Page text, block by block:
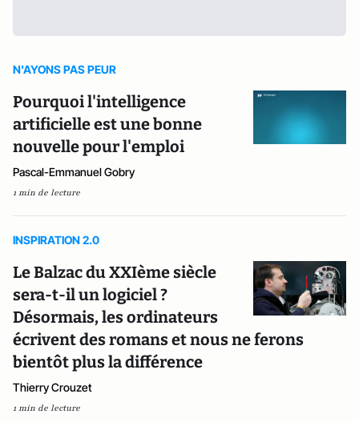
N'AYONS PAS PEUR
Pourquoi l'intelligence
artificielle est une bonne
nouvelle pour l'emploi
Pascal-Emmanuel Gobry
1 min de lecture
INSPIRATION 2.0
Le Balzac du XXIème siècle
sera-t-il un logiciel ?
Désormais, les ordinateurs
écrivent des romans et nous ne ferons
bientôt plus la différence
Thierry Crouzet
1 min de lecture